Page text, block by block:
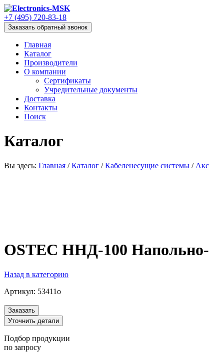
+7 (495) 720-83-18
Заказать обратный звонок
Главная
Каталог
Производители
О компании
Сертификаты
Учредительные документы
Доставка
Контакты
Поиск
Каталог
Вы здесь: Главная / Каталог / Кабеленесущие системы /
OSTEC ННД-100
Назад в категорию
Артикул: 53411o
Заказать
Уточнить детали
Подбор продукции
по запросу